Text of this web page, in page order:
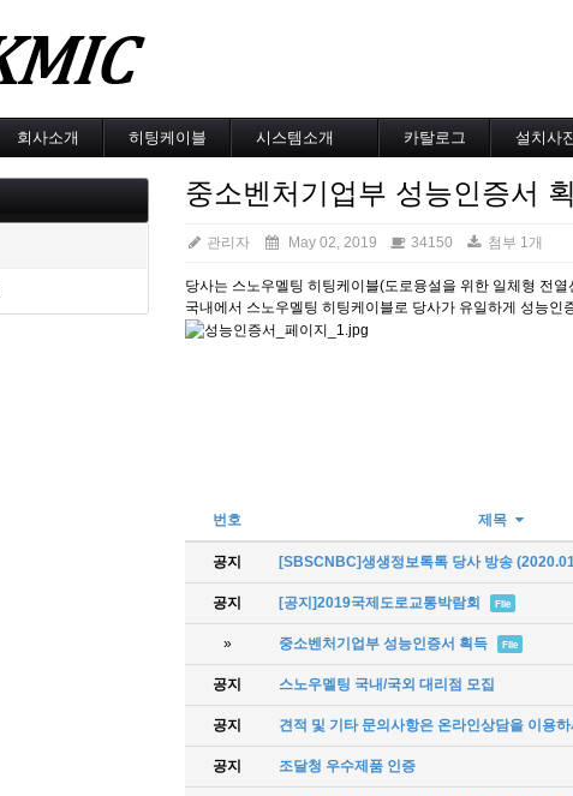
회사소개 히팅케이블
스노우멜팅
지붕융설
시스템소개
지붕융설시스템
동파방지
산업용히터
부속자재
카탈로그 설치사
중소벤처기업부 성능인증서
관리자 May 02, 2019 34150 첨부 1개
당사는 스노우멜팅 히팅케이블(도로융설을 위한 일체형 전
국내에서 스노우멜팅 히팅케이블로 당사가 유일하게 성능인
번호 제목
공지 [SBSCNBC]생생정보톡톡 당사 방송
공지 [공지]2019국제도로교통박람회 File
» 중소벤처기업부 성능인증서 획득 File
공지 스노우멜팅 국내/국외 대리점 모집
공지 견적 및 기타 문의사항은 온라인상담을 이용
공지 조달청 우수제품 인증